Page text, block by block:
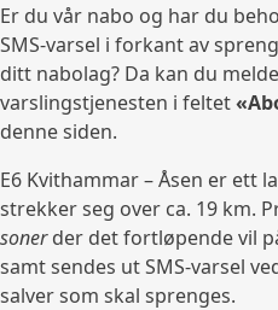
Er du vår nabo og har du
SMS-varsel i forkant av
ditt nabolag? Da kan du
varslingstjenesten i feltet
denne siden.
E6 Kvithammar – Åsen er ett
strekker seg over ca. 19 km.
sonerder det fortløpende vil
samt sendes ut SMS-varsel
salver som skal sprenges.